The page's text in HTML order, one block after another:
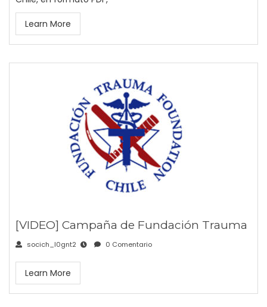
Learn More
[VIDEO] Campaña de Fundación Trauma
socich_l0gnt2 0 Comentario
Learn More